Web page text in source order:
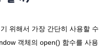
위해서 가장 간단히 사용할 수
객체의 open() 함수를 사용